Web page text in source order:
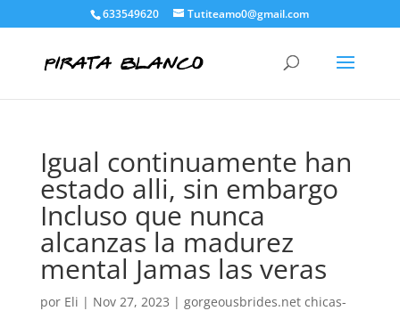
633549620 Tutiteamo0@gmail.com
Igual continuamente han
estado alli, sin embargo
Incluso que nunca
alcanzas la madurez
mental Jamas las veras
por Eli | Nov 27, 2023 | gorgeousbrides.net chicas-